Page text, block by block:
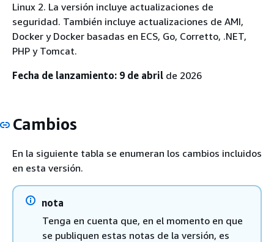
Linux 2. La versión incluye actualizaciones de
seguridad. También incluye actualizaciones de AMI,
Docker y Docker basadas en ECS, Go, Corretto, .NET,
PHP y Tomcat.
Fecha de lanzamiento: 9 de abril de 2026
Cambios
En la siguiente tabla se enumeran los cambios incluidos
en esta versión.
nota
Tenga en cuenta que, en el momento en que
se publiquen estas notas de la versión, es